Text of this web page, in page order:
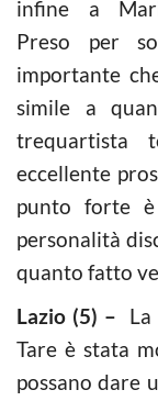
infine a
Preso per
importante
simile a
trequartista
eccellente
punto forte
personalità
quanto fatto
Lazio (5) –
Tare è stata
possano dare